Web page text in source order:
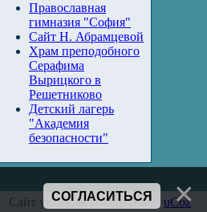
Православная
гимназия "София"
Сайт Н. Абрамцевой
Храм преподобного
Серафима
Вырицкого в
Решетниково
Детский лагерь
"Академия
безопасности"
Сайт управляется системой uCoz
СОГЛАСИТЬСЯ